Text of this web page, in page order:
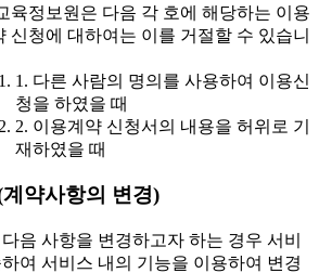
육정보원은 다음 각 호에 해당하는 이용
신청에 대하여는 이를 거절할 수 있습니
1. 다른 사람의 명의를 사용하여 이용신
청을 하였을 때
2. 이용계약 신청서의 내용을 허위로 기
재하였을 때
약사항의 변경)
음 사항을 변경하고자 하는 경우 서비
여 서비스 내의 기능을 이용하여 변경